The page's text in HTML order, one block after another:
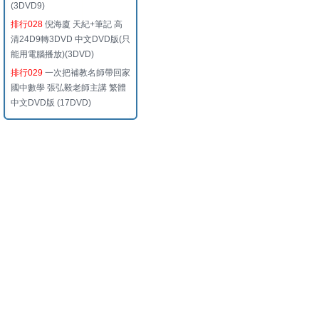
(3DVD9)
排行028 倪海廈 天紀+筆記 高
清24D9轉3DVD 中文DVD版(只
能用電腦播放)(3DVD)
排行029 一次把補教名師帶回家
國中數學 張弘毅老師主講 繁體
中文DVD版 (17DVD)